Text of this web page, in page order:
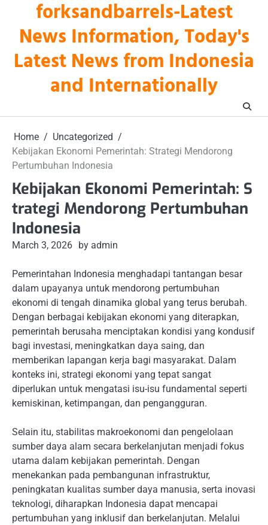
content
forksandbarrels-Latest
News Information, Today's
Latest News from Indonesia
and Internationally
Home
Uncategorized
Kebijakan Ekonomi Pemerintah: Strategi Mendorong
Pertumbuhan Indonesia
Kebijakan Ekonomi Pemerintah: S
trategi Mendorong Pertumbuhan
Indonesia
March 3, 2026 by admin
Pemerintahan Indonesia menghadapi tantangan besar
dalam upayanya untuk mendorong pertumbuhan
ekonomi di tengah dinamika global yang terus berubah.
Dengan berbagai kebijakan ekonomi yang diterapkan,
pemerintah berusaha menciptakan kondisi yang kondusif
bagi investasi, meningkatkan daya saing, dan
memberikan lapangan kerja bagi masyarakat. Dalam
konteks ini, strategi ekonomi yang tepat sangat
diperlukan untuk mengatasi isu-isu fundamental seperti
kemiskinan, ketimpangan, dan pengangguran.
Selain itu, stabilitas makroekonomi dan pengelolaan
sumber daya alam secara berkelanjutan menjadi fokus
utama dalam kebijakan pemerintah. Dengan
menekankan pada pembangunan infrastruktur,
peningkatan kualitas sumber daya manusia, serta inovasi
teknologi, diharapkan Indonesia dapat mencapai
pertumbuhan yang inklusif dan berkelanjutan. Melalui